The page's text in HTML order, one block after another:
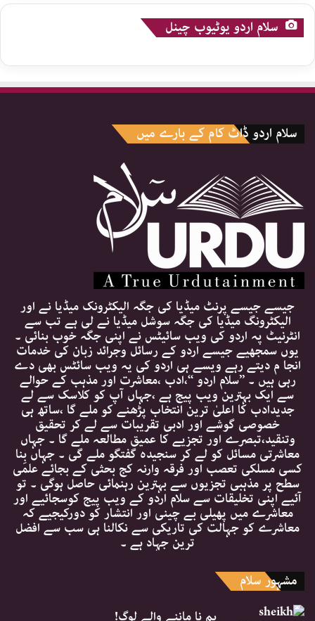
سلام اردو یوٹیوب چینل
سلام اردو ڈاٹ کام کے بارے میں
جیسے جیسے پرنٹ میڈیا کی جگہ الیکٹرونک میڈیا نے اور
الیکٹرونگ میڈیا کی جگہ سوشل میڈیا نے لی ہے تب سے
انٹرنیٹ پہ اردو کی ویب سائیٹس نے اپنی جگہ خوب بنائی ۔
یوں سمجھیے جیسے اردو کے رسائل وجرائد زبان کی خدمات
انجا م دیتے رہے ویسے ہی اردو کی یہ ویب سائٹس بھی دے
رہی ہیں ۔ ’’سلام اردو ‘‘،ادب ،معاشرت اور مذہب کے حوالے
سے ایک بہترین ویب پیج ہے ،جہاں آپ کو کلاسک سے لے
جدیدادب کا اعلیٰ ترین انتخاب پڑھنے کو ملے گا ،ساتھ ہی
خصوصی گوشے اور ادبی تقریبات سے لے کر تحقیق
وتنقید،تبصرے اور تجزیے کا عمیق مطالعہ ملے گا ۔ جہاں
معاشرتی مسائل کو لے کر سنجیدہ گفتگو ملے گی ۔ جہاں بِنا
کسی مسلکی تعصب اور فرقہ وارنہ کج بحثی کے بجائے علمی
سطح پر مذہبی تجزیوں سے بہترین رہنمائی حاصل ہوگی ۔ تو
آئیے اپنی تخلیقات سے سلام اردو کے ویب پیج کوسجائیے اور
معاشرے میں پھیلی بے چینی اور انتشار کو دورکیجیے کہ
معاشرے کو جہالت کی تاریکی سے نکالنا ہی سب سے افضل
ترین جہاد ہے ۔
مشہور سلام
ہم نا ماننے والے لوگ!